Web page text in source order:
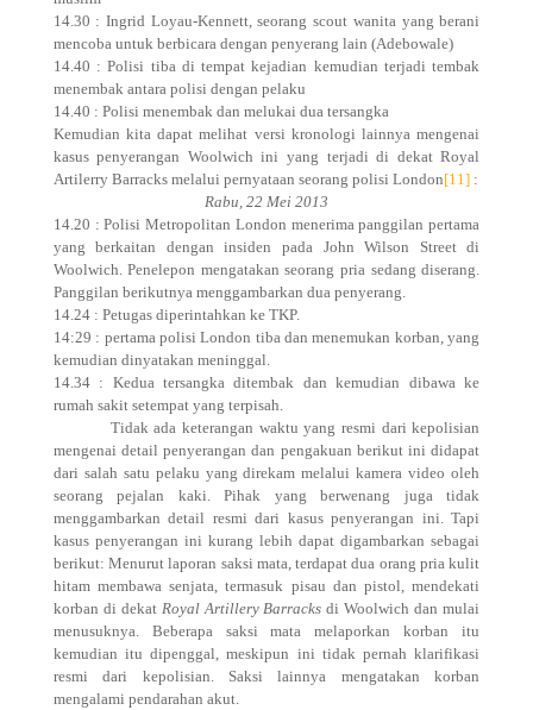
14.30 : Ingrid Loyau-Kennett, seorang scout wanita yang berani
mencoba untuk berbicara dengan penyerang lain (Adebowale)
14.40 : Polisi tiba di tempat kejadian kemudian terjadi tembak
menembak antara polisi dengan pelaku
14.40 : Polisi menembak dan melukai dua tersangka
Kemudian kita dapat melihat versi kronologi lainnya mengenai
kasus penyerangan Woolwich ini yang terjadi di dekat Royal
Artilerry Barracks melalui pernyataan seorang polisi London[11]:
Rabu, 22 Mei 2013
14.20 : Polisi Metropolitan London menerima panggilan pertama
yang berkaitan dengan insiden pada John Wilson Street di
Woolwich. Penelepon mengatakan seorang pria sedang diserang.
Panggilan berikutnya menggambarkan dua penyerang.
14.24 : Petugas diperintahkan ke TKP.
14:29 : pertama polisi London tiba dan menemukan korban, yang
kemudian dinyatakan meninggal.
14.34 : Kedua tersangka ditembak dan kemudian dibawa ke
rumah sakit setempat yang terpisah.
Tidak ada keterangan waktu yang resmi dari kepolisian
mengenai detail penyerangan dan pengakuan berikut ini didapat
dari salah satu pelaku yang direkam melalui kamera video oleh
seorang pejalan kaki. Pihak yang berwenang juga tidak
menggambarkan detail resmi dari kasus penyerangan ini. Tapi
kasus penyerangan ini kurang lebih dapat digambarkan sebagai
berikut: Menurut laporan saksi mata, terdapat dua orang pria kulit
hitam membawa senjata, termasuk pisau dan pistol, mendekati
korban di dekat Royal Artillery Barracks di Woolwich dan mulai
menusuknya. Beberapa saksi mata melaporkan korban itu
kemudian itu dipenggal, meskipun ini tidak pernah klarifikasi
resmi dari kepolisian. Saksi lainnya mengatakan korban
mengalami pendarahan akut.